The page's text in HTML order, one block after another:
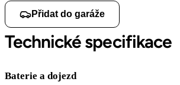
Přidat do garáže
Technické specifikace
Baterie a dojezd